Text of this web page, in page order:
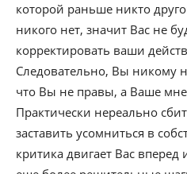
которой раньше никто
никого нет, значит Вас не
корректировать ваши
Следовательно, Вы никому
что Вы не правы, а Ваше
Практически нереально
заставить усомниться в
критика двигает Вас вперед